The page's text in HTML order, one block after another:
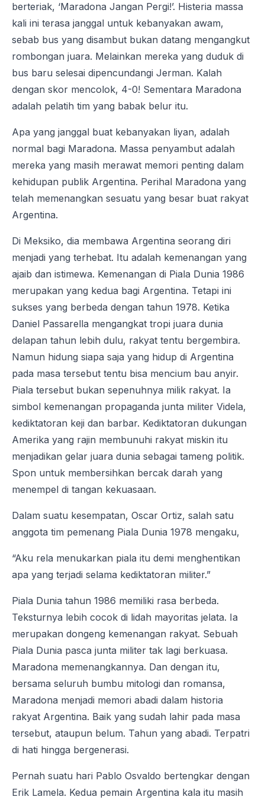
berteriak, ‘Maradona Jangan Pergi!’. Histeria massa
kali ini terasa janggal untuk kebanyakan awam,
sebab bus yang disambut bukan datang mengangkut
rombongan juara. Melainkan mereka yang duduk di
bus baru selesai dipencundangi Jerman. Kalah
dengan skor mencolok, 4-0! Sementara Maradona
adalah pelatih tim yang babak belur itu.
Apa yang janggal buat kebanyakan liyan, adalah
normal bagi Maradona. Massa penyambut adalah
mereka yang masih merawat memori penting dalam
kehidupan publik Argentina. Perihal Maradona yang
telah memenangkan sesuatu yang besar buat rakyat
Argentina.
Di Meksiko, dia membawa Argentina seorang diri
menjadi yang terhebat. Itu adalah kemenangan yang
ajaib dan istimewa. Kemenangan di Piala Dunia 1986
merupakan yang kedua bagi Argentina. Tetapi ini
sukses yang berbeda dengan tahun 1978. Ketika
Daniel Passarella mengangkat tropi juara dunia
delapan tahun lebih dulu, rakyat tentu bergembira.
Namun hidung siapa saja yang hidup di Argentina
pada masa tersebut tentu bisa mencium bau anyir.
Piala tersebut bukan sepenuhnya milik rakyat. Ia
simbol kemenangan propaganda junta militer Videla,
kediktatoran keji dan barbar. Kediktatoran dukungan
Amerika yang rajin membunuhi rakyat miskin itu
menjadikan gelar juara dunia sebagai tameng politik.
Spon untuk membersihkan bercak darah yang
menempel di tangan kekuasaan.
Dalam suatu kesempatan, Oscar Ortiz, salah satu
anggota tim pemenang Piala Dunia 1978 mengaku,
“Aku rela menukarkan piala itu demi menghentikan
apa yang terjadi selama kediktatoran militer.”
Piala Dunia tahun 1986 memiliki rasa berbeda.
Teksturnya lebih cocok di lidah mayoritas jelata. Ia
merupakan dongeng kemenangan rakyat. Sebuah
Piala Dunia pasca junta militer tak lagi berkuasa.
Maradona memenangkannya. Dan dengan itu,
bersama seluruh bumbu mitologi dan romansa,
Maradona menjadi memori abadi dalam historia
rakyat Argentina. Baik yang sudah lahir pada masa
tersebut, ataupun belum. Tahun yang abadi. Terpatri
di hati hingga bergenerasi.
Pernah suatu hari Pablo Osvaldo bertengkar dengan
Erik Lamela. Kedua pemain Argentina kala itu masih